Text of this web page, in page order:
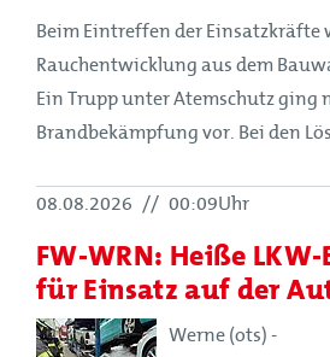
Beim Eintreffen der Einsatzkräfte
Rauchentwicklung aus dem
Ein Trupp unter Atemschutz ging
Brandbekämpfung vor. Bei den
08.08.2026 // 00:09Uhr
FW-WRN: Heiße
für Einsatz auf der
Werne (ots) -